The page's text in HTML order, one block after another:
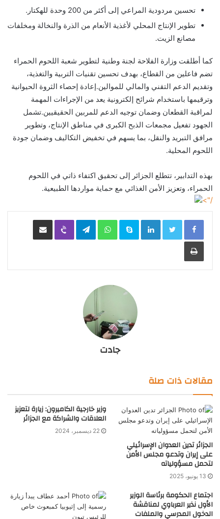
تحسين مردودية المراعي إلى أكثر من 200 وحدة للهكتار.
تطوير الإنتاج المحلي لأغذية الأنعام من الذرة والنخالة ومخلفات
مصانع الزيت.
كما أطلقت وزارة الفلاحة لجنة وطنية لتطوير شعبة اللحوم الحمراء
تضم فاعلين من القطاع، بهدف تحسين تقنيات التربية والتغذية،
وتقديم الدعم التقني والمالي للموالين.إعادة إحصاء الثروة الحيوانية
وترقيمها باستخدام شرائح إلكترونية يعد من الإجراءات المهمة
لمراقبة القطعان وضمان توجيه الدعم للمربين الحقيقيين.تشمل
الجهود تفعيل مجمعات الذبح الكبرى في مناطق الإنتاج، وتطوير
مرافق التبريد والنقل، بما يسهم في تخفيض التكاليف وضمان جودة
اللحوم المحلية.
بهذه التدابير، تتطلع الجزائر إلى تحقيق اكتفاء ذاتي في اللحوم
الحمراء، وتعزيز الأمن الغذائي مع حماية مواردها الطبيعية.
/">
LinkedIn
Skype
WhatsApp
Telegram
Viber مشاركة عبر البريد
طباعة
جادت
مقالات ذات صلة
الجزائر تدين العدوان الإسرائيلي
على إيران وتدعو مجلس الأمن
لتحمل مسؤولياته
13 يونيو، 2025
وزير خارجية الكاميرون: زيارة لتعزيز
العلاقات والشراكة مع الجزائر
22 ديسمبر، 2024
اجتماع الحكومة برئاسة الوزير
الأول نذير العرباوي لمناقشة
الدخول المدرسي والملفات